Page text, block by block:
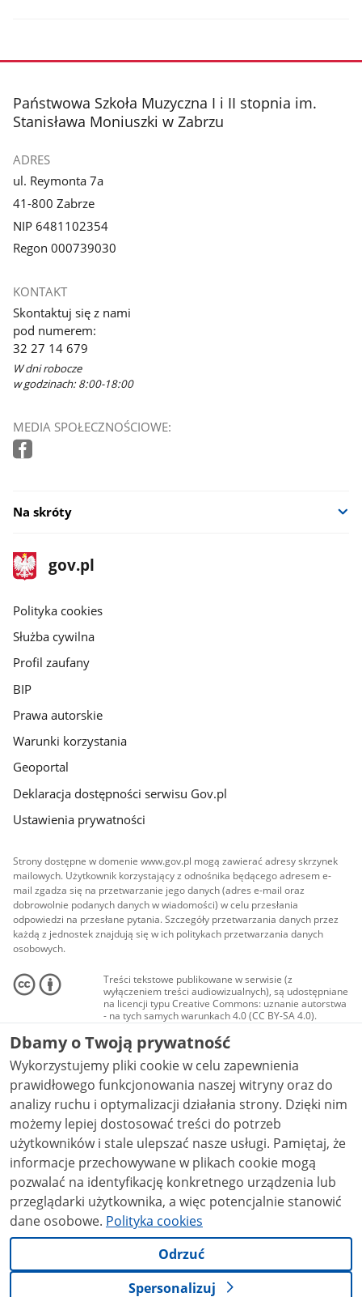
stopka
Państwowa Szkoła Muzyczna I i II stopnia im.
Stanisława Moniuszki w Zabrzu
ADRES
ul. Reymonta 7a
41-800 Zabrze
NIP 6481102354
Regon 000739030
KONTAKT
Skontaktuj się z nami
pod numerem:
32 27 14 679
W dni robocze
w godzinach: 8:00-18:00
MEDIA SPOŁECZNOŚCIOWE:
Na skróty
stopka
gov.pl
Strona
gov.pl
gov.pl
Polityka cookies
Służba cywilna
Profil zaufany
BIP
Prawa autorskie
Warunki korzystania
Geoportal
Deklaracja dostępności serwisu Gov.pl
Ustawienia prywatności
Strony dostępne w domenie www.gov.pl mogą zawierać adresy skrzynek
mailowych. Użytkownik korzystający z odnośnika będącego adresem e-
mail zgadza się na przetwarzanie jego danych (adres e-mail oraz
dobrowolnie podanych danych w wiadomości) w celu przesłania
odpowiedzi na przesłane pytania. Szczegóły przetwarzania danych przez
każdą z jednostek znajdują się w ich politykach przetwarzania danych
osobowych.
Treści tekstowe publikowane w serwisie (z
wyłączeniem treści audiowizualnych), są udostępniane
na licencji typu Creative Commons: uznanie autorstwa
- na tych samych warunkach 4.0 (CC BY-SA 4.0).
Materiały audiowizualne, w tym zdjęcia, materiały
audio i wideo, są udostępniane na licencji typu
Creative Commons: uznanie autorstwa użycie
niekomercyjne - bez utworów zależnych 4.0 (CC BY-
NC-ND 4.0), o ile nie jest to stwierdzone inaczej.
Dbamy o Twoją prywatność
Wykorzystujemy pliki cookie w celu zapewnienia
prawidłowego funkcjonowania naszej witryny oraz do
analizy ruchu i optymalizacji działania strony. Dzięki nim
możemy lepiej dostosować treści do potrzeb
użytkowników i stale ulepszać nasze usługi. Pamiętaj, że
informacje przechowywane w plikach cookie mogą
pozwalać na identyfikację konkretnego urządzenia lub
przeglądarki użytkownika, a więc potencjalnie stanowić
dane osobowe. Polityka cookies
Odrzuć
Spersonalizuj